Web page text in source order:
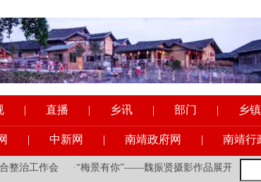
| 直播 | 乡讯 | 部门 | 乡镇
| 中新网 | 南靖政府网 | 南靖行
工作会 ·“梅景有你”——魏振贤摄影作品展开展